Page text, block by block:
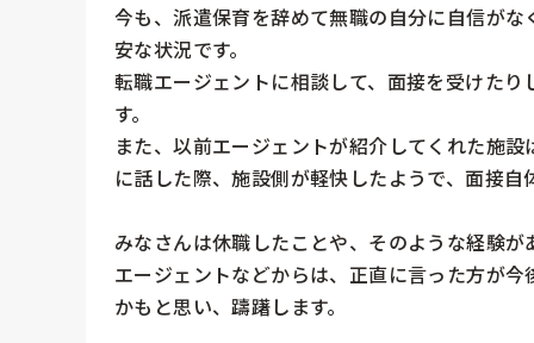
今も、派遣保育を辞めて無職の自分に自信が
安な状況です。
転職エージェントに相談して、面接を受けた
す。
また、以前エージェントが紹介してくれた施
に話した際、施設側が軽快したようで、面接
みなさんは休職したことや、そのような経験
エージェントなどからは、正直に言った方が
かもと思い、躊躇します。